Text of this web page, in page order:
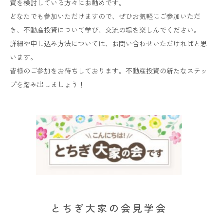
資を検討している方々にお勧めです。
どなたでも参加いただけますので、ぜひお気軽にご参加いただ
き、不動産投資について学び、交流の場を楽しんでください。
詳細や申し込み方法については、お問い合わせいただければと思
います。
​​​​​​​皆様のご参加をお待ちしております。不動産投資の新たなステッ
プを踏み出しましょう！
とちぎ大家の会見学会